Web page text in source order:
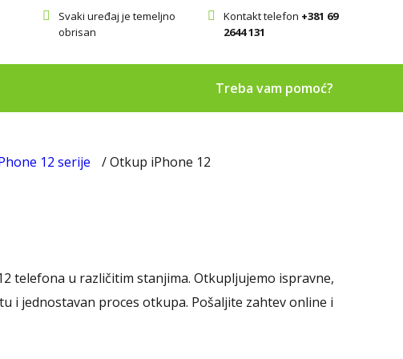
Svaki uređaj je temeljno
obrisan
Kontakt telefon +381 69
2644 131
Treba vam pomoć?
12 serije / Otkup iPhone 12
telefona u različitim stanjima. Otkupljujemo ispravne,
i jednostavan proces otkupa. Pošaljite zahtev online i